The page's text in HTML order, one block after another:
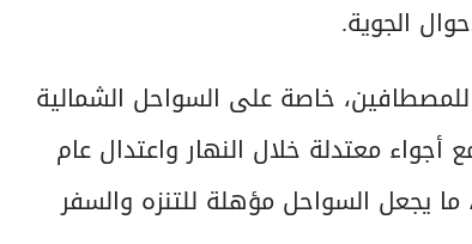
الجوية.
خاصة على السواحل الشمالية
معتدلة خلال النهار واعتدال عام
موضحًا أن ارتفاعات الأمواج لا تتجاوز 2 متر، ما يجعل السواحل مؤهلة للتنزه والسفر